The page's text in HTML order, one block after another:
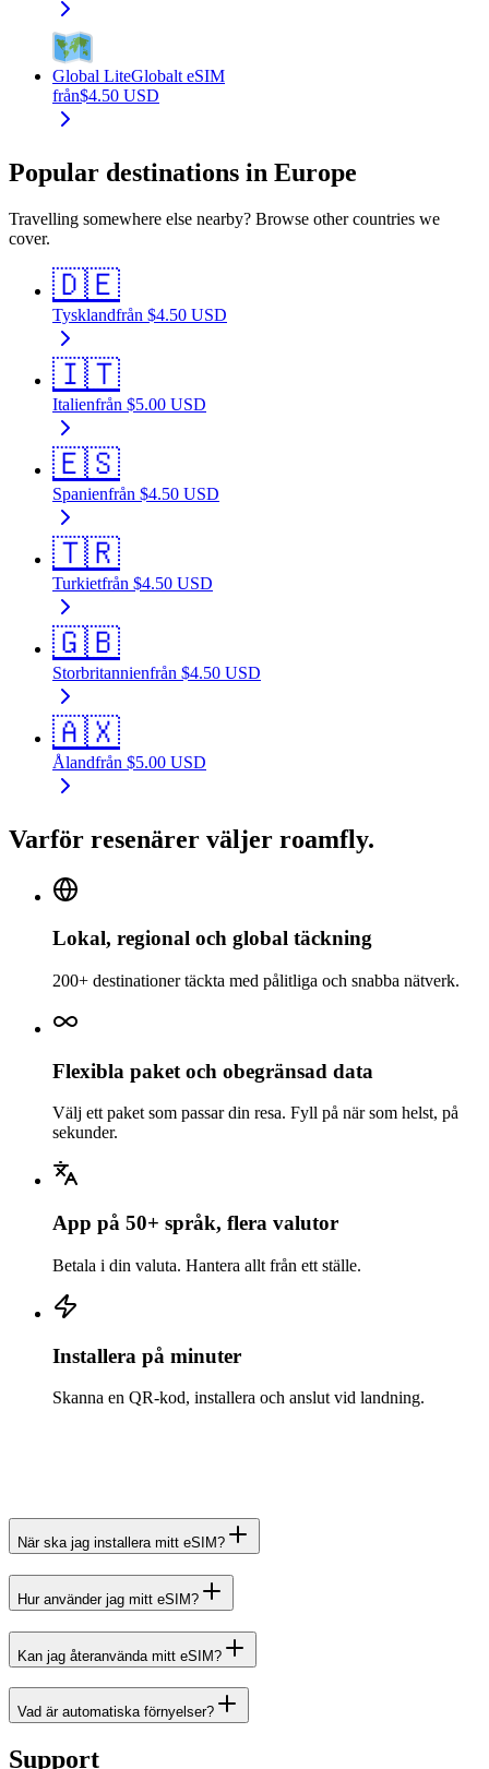
Global LiteGlobalt eSIM
från$4.50 USD
Popular destinations in Europe
Travelling somewhere else nearby? Browse other countries we
cover.
🇩🇪
Tysklandfrån $4.50 USD
🇮🇹
Italienfrån $5.00 USD
🇪🇸
Spanienfrån $4.50 USD
🇹🇷
Turkietfrån $4.50 USD
🇬🇧
Storbritannienfrån $4.50 USD
🇦🇽
Ålandfrån $5.00 USD
Varför resenärer väljer roamfly.
Lokal, regional och global täckning
200+ destinationer täckta med pålitliga och snabba nätverk.
Flexibla paket och obegränsad data
Välj ett paket som passar din resa. Fyll på när som helst, på
sekunder.
App på 50+ språk, flera valutor
Betala i din valuta. Hantera allt från ett ställe.
Installera på minuter
Skanna en QR-kod, installera och anslut vid landning.
När ska jag installera mitt eSIM?
Hur använder jag mitt eSIM?
Kan jag återanvända mitt eSIM?
Vad är automatiska förnyelser?
Support